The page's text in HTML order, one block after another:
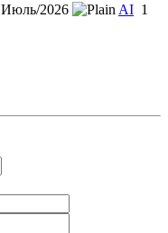
Июль/2026 AI 1